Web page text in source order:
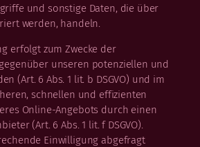
und sonstige Daten, die über
werden, handeln.
erfolgt zum Zwecke der
unseren potenziellen und
(Art. 6 Abs. 1 lit. b DSGVO) und im
schnellen und effizienten
Online-Angebots durch einen
(Art. 6 Abs. 1 lit. f DSGVO).
Einwilligung abgefragt